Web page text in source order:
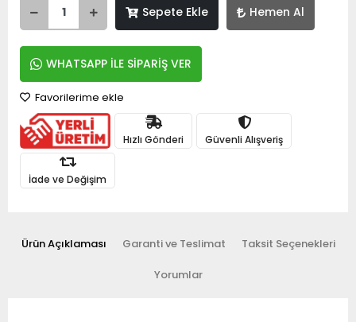
Sepete Ekle Hemen Al
WHATSAPP İLE SİPARİŞ VER
Favorilerime ekle
Hızlı Gönderi Güvenli Alışveriş
İade ve Değişim
Ürün Açıklaması Garanti ve Teslimat Taksit Seçenekleri
Yorumlar